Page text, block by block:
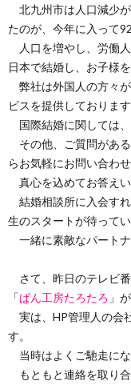
北九州市は人口減少
たのが、今年に入って
人口を増やし、労働
日本で結婚し、お子様
弊社は外国人の方々
ビスを提供しております
国際結婚に関しては、
その他、ご質問がある
らお気軽にお問い合わせ
真心を込めてお答えい
結婚相談所に入会す
生のスタートが待ってい
一緒に素敵なパート
さて、昨日のテレビ
「ぱん工房たろたろ 」
実は、HP管理人の会
す。
当時はよくご馳走にな
もともと連絡を取り